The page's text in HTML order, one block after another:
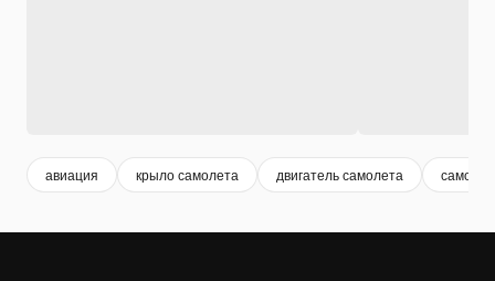
авиация крыло самолета двигатель самолета самолет